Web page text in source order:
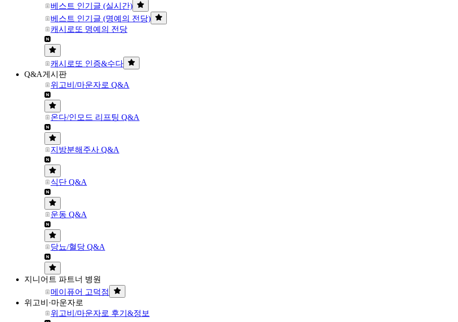
베스트 인기글 (실시간)
베스트 인기글 (명예의 전당)
캐시로또 명예의 전당
캐시로또 인증&수다
Q&A게시판
위고비/마운자로 Q&A
온다/인모드 리프팅 Q&A
지방분해주사 Q&A
식단 Q&A
운동 Q&A
당뇨/혈당 Q&A
지니어트 파트너 병원
메이퓨어 고덕점
위고비·마운자로
위고비/마운자로 후기&정보